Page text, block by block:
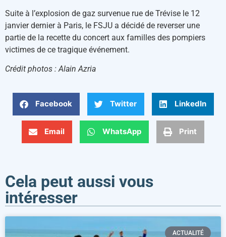
Suite à l’explosion de gaz survenue rue de Trévise le 12
janvier dernier à Paris, le FSJU a décidé de reverser une
partie de la recette du concert aux familles des pompiers
victimes de ce tragique événement.
Crédit photos : Alain Azria
Facebook Twitter LinkedIn
Email WhatsApp Print
Cela peut aussi vous
intéresser
ACTUALITÉ